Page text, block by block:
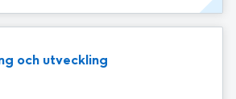
och utveckling